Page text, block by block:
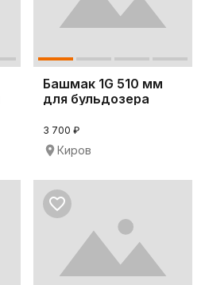
Башмак 1G 510 мм
для бульдозера
3 700 ₽
Киров